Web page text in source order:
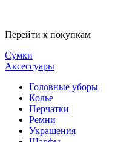
Перейти к покупкам
Сумки
Аксессуары
Головные уборы
Колье
Перчатки
Ремни
Украшения